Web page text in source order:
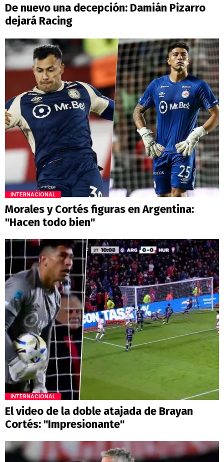
De nuevo una decepción: Damián Pizarro
dejará Racing
INTERNACIONAL
Morales y Cortés figuras en Argentina:
"Hacen todo bien"
INTERNACIONAL
El video de la doble atajada de Brayan
Cortés: "Impresionante"